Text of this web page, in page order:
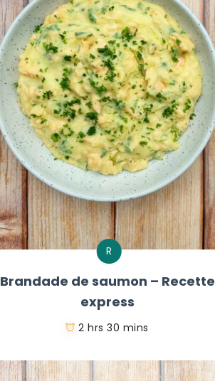
R
Brandade de saumon – Recette
express
2 hrs 30 mins